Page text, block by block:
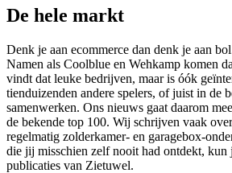
De hele markt
Denk je aan ecommerce dan denk je aan
Namen als Coolblue en Wehkamp komen
vindt dat leuke bedrijven, maar is óók
tienduizenden andere spelers, of juist in de
samenwerken. Ons nieuws gaat daarom
de bekende top 100. Wij schrijven vaak
regelmatig zolderkamer- en garagebox-
die jij misschien zelf nooit had ontdekt, kun
publicaties van Zietuwel.